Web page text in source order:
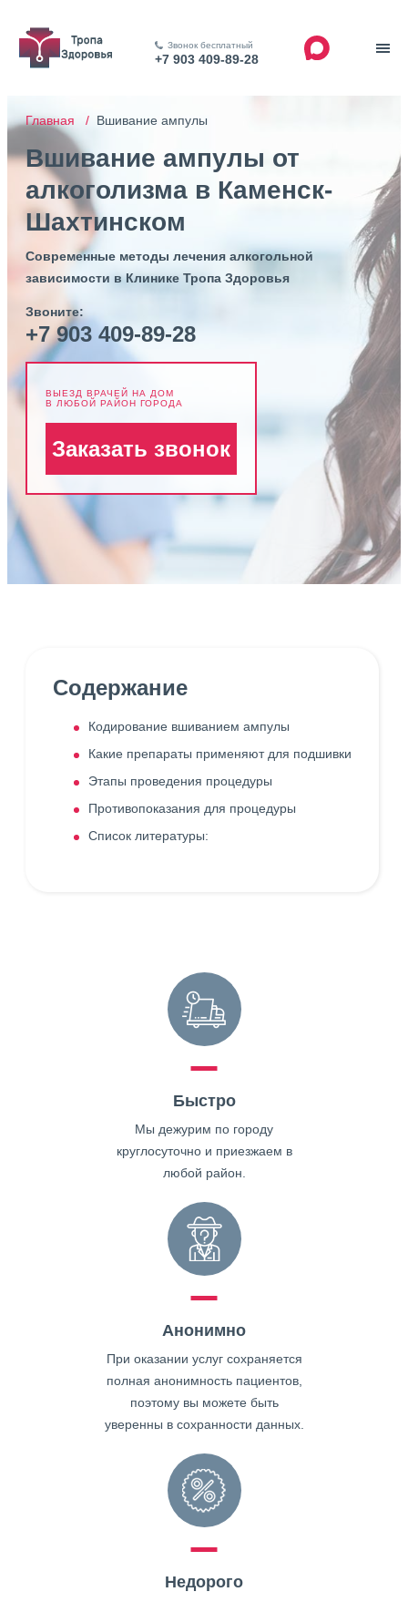
Звонок бесплатный
+7 903 409-89-28
Главная / Вшивание ампулы
Вшивание ампулы от
алкоголизма в Каменск-
Шахтинском
Современные методы лечения алкогольной
зависимости в Клинике Тропа Здоровья
Звоните:
+7 903 409-89-28
ВЫЕЗД ВРАЧЕЙ НА ДОМ
В ЛЮБОЙ РАЙОН ГОРОДА
Заказать звонок
Содержание
Кодирование вшиванием ампулы
Какие препараты применяют для подшивки
Этапы проведения процедуры
Противопоказания для процедуры
Список литературы:
Быстро
Мы дежурим по городу
круглосуточно и приезжаем в
любой район.
Анонимно
При оказании услуг сохраняется
полная анонимность пациентов,
поэтому вы можете быть
уверенны в сохранности данных.
Недорого